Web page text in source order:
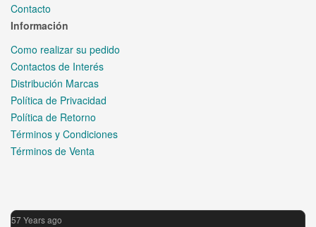
Contacto
Información
Como realizar su pedido
Contactos de Interés
Distribución Marcas
Política de Privacidad
Política de Retorno
Términos y Condiciones
Términos de Venta
57 Years ago